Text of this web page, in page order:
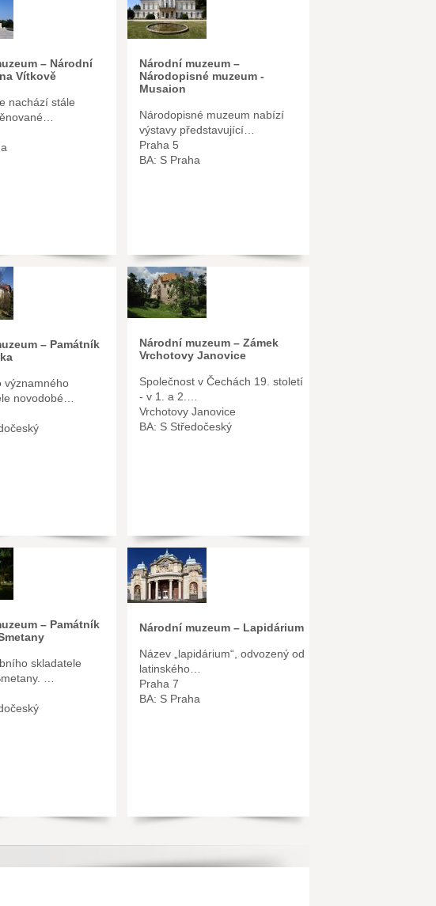
– Národní
Vítkově
nachází stále
Národní muzeum –
Národopisné muzeum -
Musaion
Národopisné muzeum nabízí
výstavy představující…
Praha 5
BA: S Praha
– Památník
významného
novodobé…
Národní muzeum – Zámek
Vrchotovy Janovice
Společnost v Čechách 19. století
- v 1. a 2.…
Vrchotovy Janovice
BA: S Středočeský
– Památník
skladatele
…
Národní muzeum – Lapidárium
Název „lapidárium“, odvozený od
latinského…
Praha 7
BA: S Praha